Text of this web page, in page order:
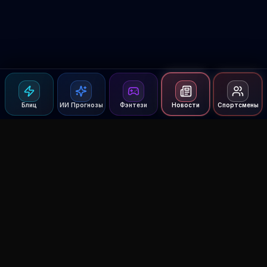
Блиц ИИ Прогнозы Фэнтези Новости Спортсмены